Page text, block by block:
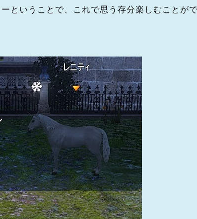
ということで、これで思う存分楽しむことが